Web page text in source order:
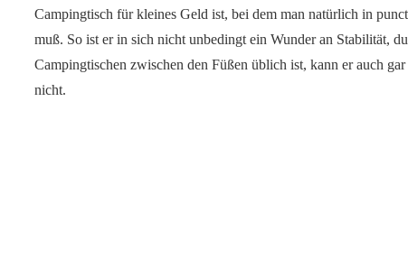
Campingtisch für kleines Geld ist, bei dem man natürlich in
muß. So ist er in sich nicht unbedingt ein Wunder an Stabilität,
Campingtischen zwischen den Füßen üblich ist, kann er auch
nicht.